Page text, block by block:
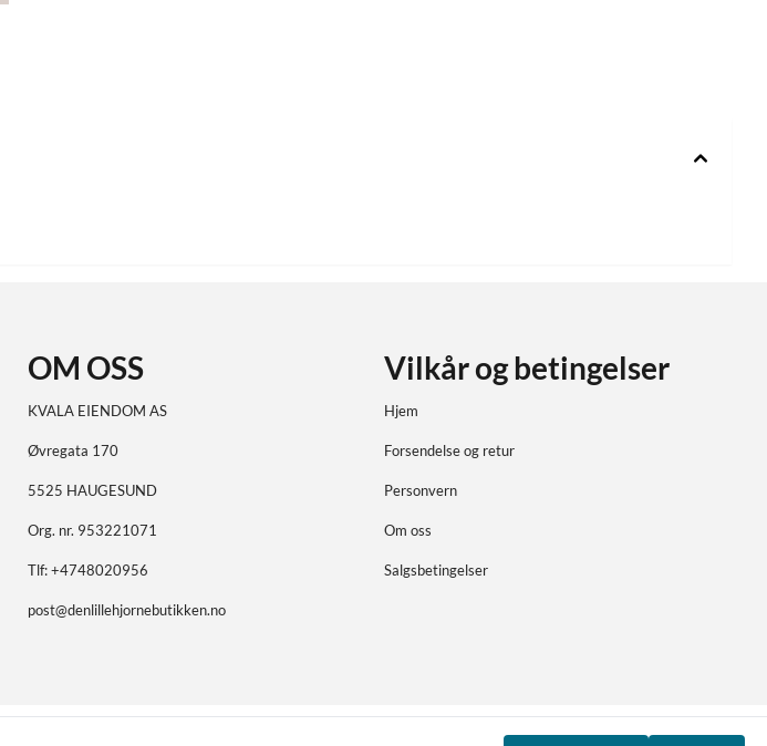
OM OSS
KVALA EIENDOM AS
Øvregata 170
5525 HAUGESUND
Org. nr. 953221071
Tlf:+4748020956
post@denlillehjornebutikken.no
Vilkår og betingelser
Hjem
Forsendelse og retur
Personvern
Om oss
Salgsbetingelser